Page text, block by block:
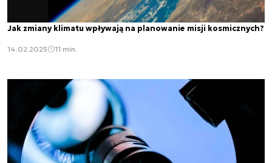
Jak zmiany klimatu wpływają na planowanie misji kosmicznych?
14.02.2025 11 min.